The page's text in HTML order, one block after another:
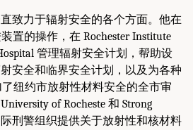
致力于辐射安全的各个方面。他在
置的操作，在 Rochester Institute
管理辐射安全计划，帮助设
安全和临界安全计划，以及为各种
纽约市放射性材料安全的全市审
of Rocheste 和 Strong
刑警组织提供关于放射性和核材料